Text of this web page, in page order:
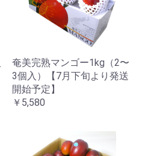
奄美完熟マンゴー1kg（2〜
3個入）【7月下旬より発送
開始予定】
￥5,580